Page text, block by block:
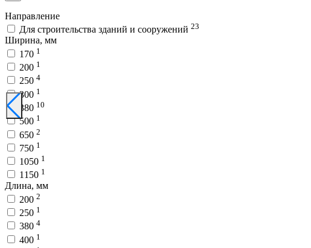
Направление
Для строительства зданий и сооружений 23
Ширина, мм
170 1
200 1
250 4
300 1
380 10
500 1
650 2
750 1
1050 1
1150 1
Длина, мм
200 2
250 1
380 4
400 1